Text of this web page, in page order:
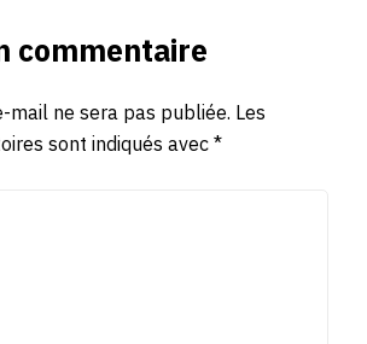
commentaire
mail ne sera pas publiée. Les
sont indiqués avec*